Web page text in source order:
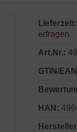
Lieferzeit:
erfragen
Art.Nr.:
GTIN/
HAN: